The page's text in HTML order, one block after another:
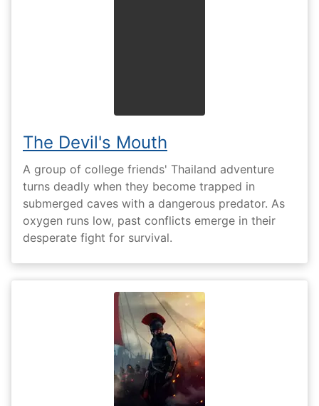
The Devil's Mouth
A group of college friends' Thailand adventure
turns deadly when they become trapped in
submerged caves with a dangerous predator. As
oxygen runs low, past conflicts emerge in their
desperate fight for survival.